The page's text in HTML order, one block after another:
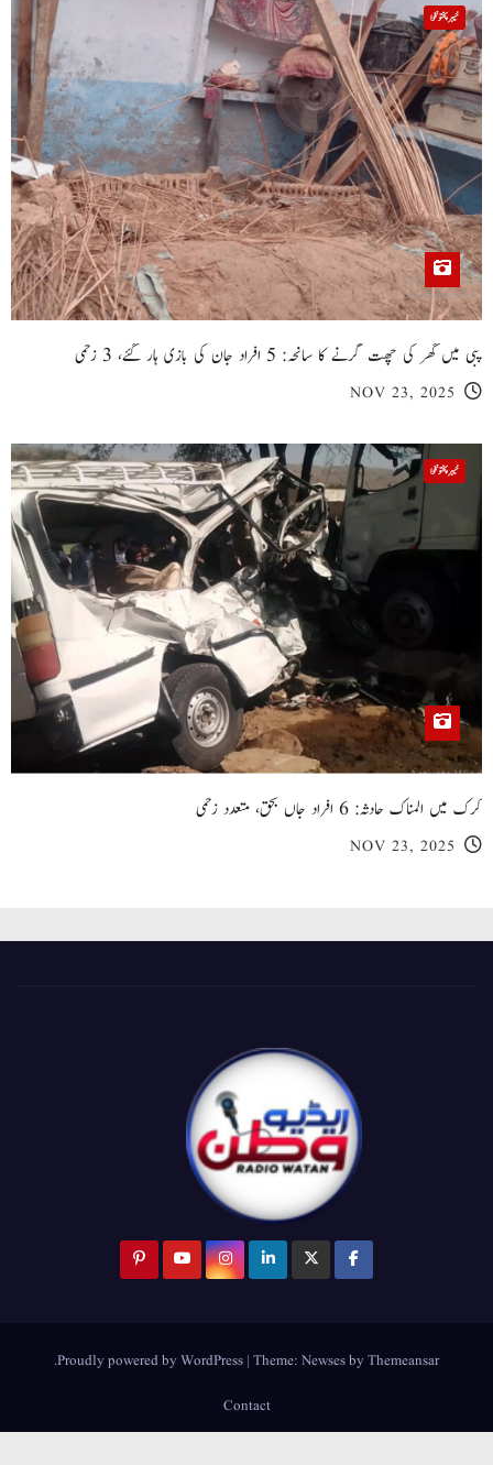
خیبر پختونخوا
پبی میں گھر کی چھت گرنے کا سانحہ: 5 افراد جان کی بازی ہار گئے، 3 زخمی
NOV 23, 2025
خیبر پختونخوا
کرک میں المناک حادثہ: 6 افراد جاں بحق، متعدد زخمی
NOV 23, 2025
Proudly powered by WordPress |Theme:NewsesbyThemeansar
.
Contact